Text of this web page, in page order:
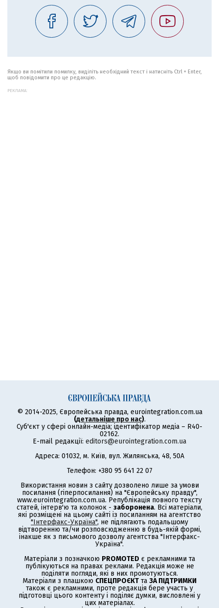
Якщо ви помітили помилку, виділіть необхідний текст і натисніть Ctrl + Enter,
щоб повідомити про це редакцію.
РЕКЛАМА:
© 2014-2025, Європейська правда, eurointegration.com.ua
(детальніше про нас).
Суб'єкт у сфері онлайн-медіа; ідентифікатор медіа – R40-
02162.
E-mail редакції: editors@eurointegration.com.ua
Адреса: 01032, м. Київ, вул. Жилянська, 48, 50А
Телефон: +380 95 641 22 07
Використання новин з сайту дозволено лише за умови
посилання (гіперпосилання) на "Європейську правду",
www.eurointegration.com.ua. Републікація повного тексту
статей, інтерв'ю та колонок - заборонена. Всі матеріали,
які розміщені на цьому сайті із посиланням на агентство
"Інтерфакс-Україна", не підлягають подальшому
відтворенню та/чи розповсюдженню в будь-якій формі,
інакше як з письмового дозволу агентства "Інтерфакс-
Україна".
Матеріали з позначкою PROMOTED є рекламними та
публікуються на правах реклами. Редакція може не
поділяти погляди, які в них промотуються.
Матеріали з плашкою СПЕЦПРОЄКТ та ЗА ПІДТРИМКИ
також є рекламними, проте редакція бере участь у
підготовці цього контенту і поділяє думки, висловлені у
цих матеріалах.